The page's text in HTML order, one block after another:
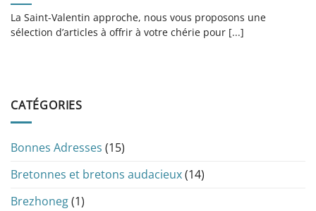
La Saint-Valentin approche, nous vous proposons une
sélection d’articles à offrir à votre chérie pour [...]
CATÉGORIES
Bonnes Adresses (15)
Bretonnes et bretons audacieux(14)
Brezhoneg(1)